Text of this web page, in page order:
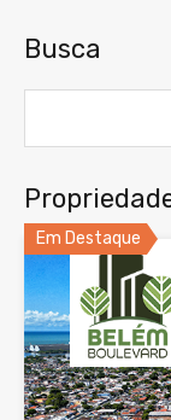
Busca
Em Destaque